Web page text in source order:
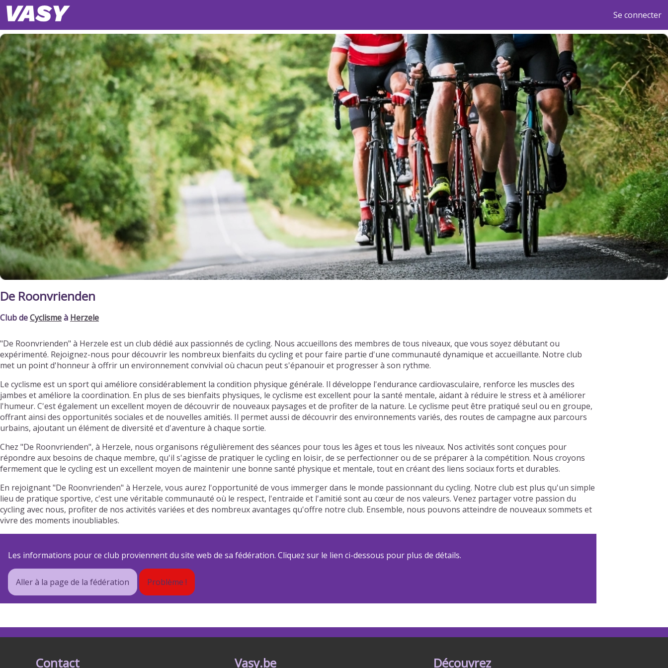
Se connecter
De Roonvrienden
Club deCyclismeà Herzele
"De Roonvrienden" à Herzele est un club dédié aux passionnés de cycling. Nous accueillons des membres de tous niveaux, que vous soyez débutant ou
expérimenté. Rejoignez-nous pour découvrir les nombreux bienfaits du cycling et pour faire partie d'une communauté dynamique et accueillante. Notre club
met un point d'honneur à offrir un environnement convivial où chacun peut s'épanouir et progresser à son rythme.
Le cyclisme est un sport qui améliore considérablement la condition physique générale. Il développe l'endurance cardiovasculaire, renforce les muscles des
jambes et améliore la coordination. En plus de ses bienfaits physiques, le cyclisme est excellent pour la santé mentale, aidant à réduire le stress et à améliorer
l'humeur. C'est également un excellent moyen de découvrir de nouveaux paysages et de profiter de la nature. Le cyclisme peut être pratiqué seul ou en groupe,
offrant ainsi des opportunités sociales et de nouvelles amitiés. Il permet aussi de découvrir des environnements variés, des routes de campagne aux parcours
urbains, ajoutant un élément de diversité et d'aventure à chaque sortie.
Chez "De Roonvrienden", à Herzele, nous organisons régulièrement des séances pour tous les âges et tous les niveaux. Nos activités sont conçues pour
répondre aux besoins de chaque membre, qu'il s'agisse de pratiquer le cycling en loisir, de se perfectionner ou de se préparer à la compétition. Nous croyons
fermement que le cycling est un excellent moyen de maintenir une bonne santé physique et mentale, tout en créant des liens sociaux forts et durables.
En rejoignant "De Roonvrienden" à Herzele, vous aurez l'opportunité de vous immerger dans le monde passionnant du cycling. Notre club est plus qu'un simple
lieu de pratique sportive, c'est une véritable communauté où le respect, l'entraide et l'amitié sont au cœur de nos valeurs. Venez partager votre passion du
cycling avec nous, profiter de nos activités variées et des nombreux avantages qu'offre notre club. Ensemble, nous pouvons atteindre de nouveaux sommets et
vivre des moments inoubliables.
Les informations pour ce club proviennent du site web de sa fédération. Cliquez sur le lien ci-dessous pour plus de détails.
Aller à la page de la fédération Problème !
Contact Vasy.be Découvrez